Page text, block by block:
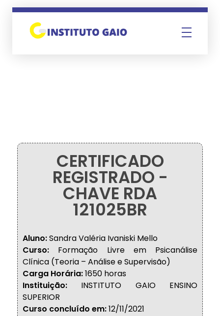
CERTIFICADO
REGISTRADO -
CHAVE RDA
121025BR
Aluno:Sandra Valéria Ivaniski Mello
Curso: Formação Livre em Psicanálise
Clínica (Teoria – Análise e Supervisão)
Carga Horária:1650 horas
Instituição: INSTITUTO GAIO ENSINO
SUPERIOR
Curso concluído em:12/11/2021